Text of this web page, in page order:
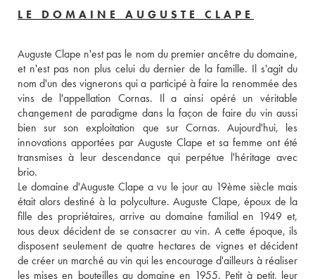
LE DOMAINE AUGUSTE CLAPE
Auguste Clape n'est pas le nom du premier ancêtre du domaine,
et n'est pas non plus celui du dernier de la famille. Il s'agit du
nom d'un des vignerons qui a participé à faire la renommée des
vins de l'appellation Cornas. Il a ainsi opéré un véritable
changement de paradigme dans la façon de faire du vin aussi
bien sur son exploitation que sur Cornas. Aujourd'hui, les
innovations apportées par Auguste Clape et sa femme ont été
transmises à leur descendance qui perpétue l'héritage avec
brio.
Le domaine d'Auguste Clape a vu le jour au 19ème siècle mais
était alors destiné à la polyculture. Auguste Clape, époux de la
fille des propriétaires, arrive au domaine familial en 1949 et,
tous deux décident de se consacrer au vin. A cette époque, ils
disposent seulement de quatre hectares de vignes et décident
de créer un marché au vin qui les encourage d'ailleurs à réaliser
les mises en bouteilles au domaine en 1955. Petit à petit, leur